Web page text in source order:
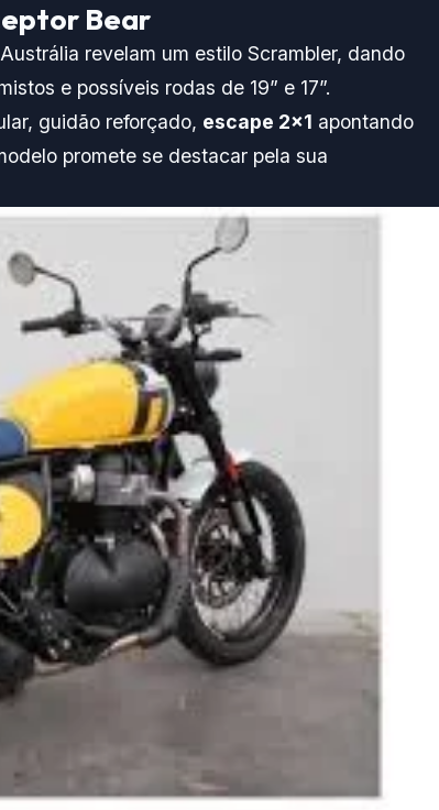
Bear
revelam um estilo Scrambler, dando
e possíveis rodas de 19” e 17”.
guidão reforçado, escape 2×1 apontando
promete se destacar pela sua